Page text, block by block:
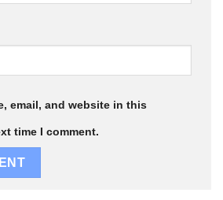
email, and website in this
time I comment.